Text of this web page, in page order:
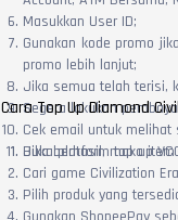
Masukkan User ID;
Gunakan kode promo
promo lebih lanjut;
Jika semua telah terisi,
Segera lakukan
Cek email untuk
Jika berhasil, maka
Cara Top Up Diamond
Buka platform top up
Cari game Civilization
Pilih produk yang